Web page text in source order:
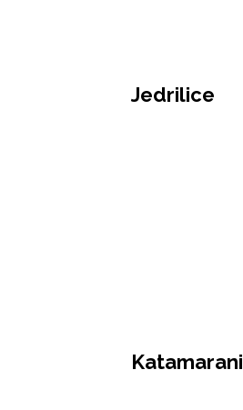
Jedrilice
Katamarani